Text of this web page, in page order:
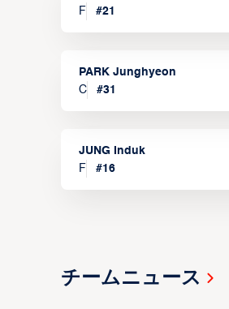
F
#21
PARK Junghyeon
C
#31
JUNG Induk
F
#16
チームニュース